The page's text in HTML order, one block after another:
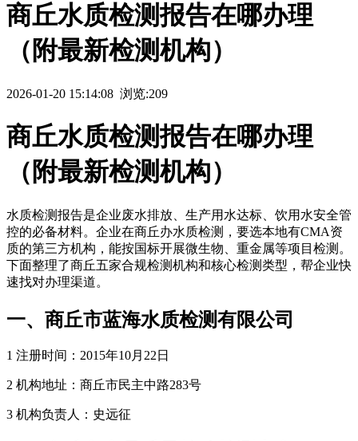
商丘水质检测报告在哪办理
（附最新检测机构）
2026-01-20 15:14:08 浏览:209
商丘水质检测报告在哪办理
（附最新检测机构）
水质检测报告是企业废水排放、生产用水达标、饮用水安全管
控的必备材料。企业在商丘办水质检测，要选本地有CMA资
质的第三方机构，能按国标开展微生物、重金属等项目检测。
下面整理了商丘五家合规检测机构和核心检测类型，帮企业快
速找对办理渠道。
一、商丘市蓝海水质检测有限公司
1 注册时间：2015年10月22日
2 机构地址：商丘市民主中路283号
3 机构负责人：史远征